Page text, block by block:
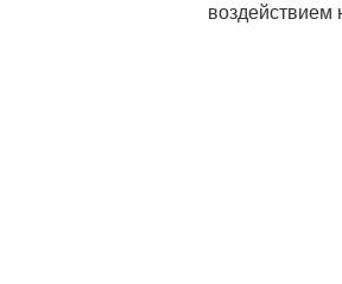
воздействием